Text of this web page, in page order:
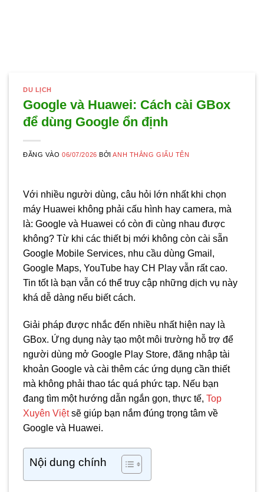
DU LỊCH
Google và Huawei: Cách cài GBox
để dùng Google ổn định
ĐĂNG VÀO06/07/2026 BỞIANH THẮNG GIẤU TÊN
Với nhiều người dùng, câu hỏi lớn nhất khi chọn
máy Huawei không phải cấu hình hay camera, mà
là: Google và Huawei có còn đi cùng nhau được
không? Từ khi các thiết bị mới không còn cài sẵn
Google Mobile Services, nhu cầu dùng Gmail,
Google Maps, YouTube hay CH Play vẫn rất cao.
Tin tốt là bạn vẫn có thể truy cập những dịch vụ này
khá dễ dàng nếu biết cách.
Giải pháp được nhắc đến nhiều nhất hiện nay là
GBox. Ứng dụng này tạo một môi trường hỗ trợ để
người dùng mở Google Play Store, đăng nhập tài
khoản Google và cài thêm các ứng dụng cần thiết
mà không phải thao tác quá phức tạp. Nếu bạn
đang tìm một hướng dẫn ngắn gọn, thực tế, Top
Xuyên Việtsẽ giúp bạn nắm đúng trọng tâm về
Google và Huawei.
Nội dung chính